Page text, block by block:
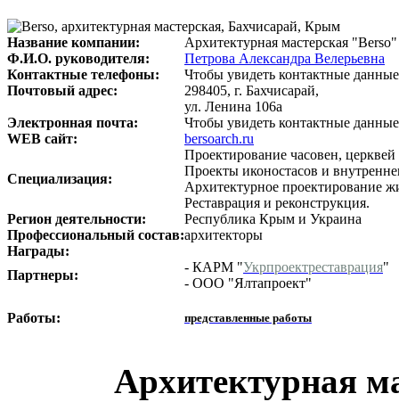
Название компании:
Архитектурная мастерская "Berso"
Ф.И.О. руководителя:
Петрова Александра Велерьевна
Контактные телефоны:
Чтобы увидеть контактные
Почтовый адрес:
298405, г. Бахчисарай,
ул. Ленина 106а
Электронная почта:
Чтобы увидеть контактные
WEB сайт:
bersoarch.ru
Специализация:
Проектирование часовен,
Проекты иконостасов и
Архитектурное проектирование
Реставрация и реконструкция.
Регион деятельности:
Республика Крым и Украина
Профессиональный состав:архитекторы
Награды:
Партнеры:
- КАРМ "Укрпроектреставрация"
- ООО "Ялтапроект"
Работы: представленные работы
Архитектурная